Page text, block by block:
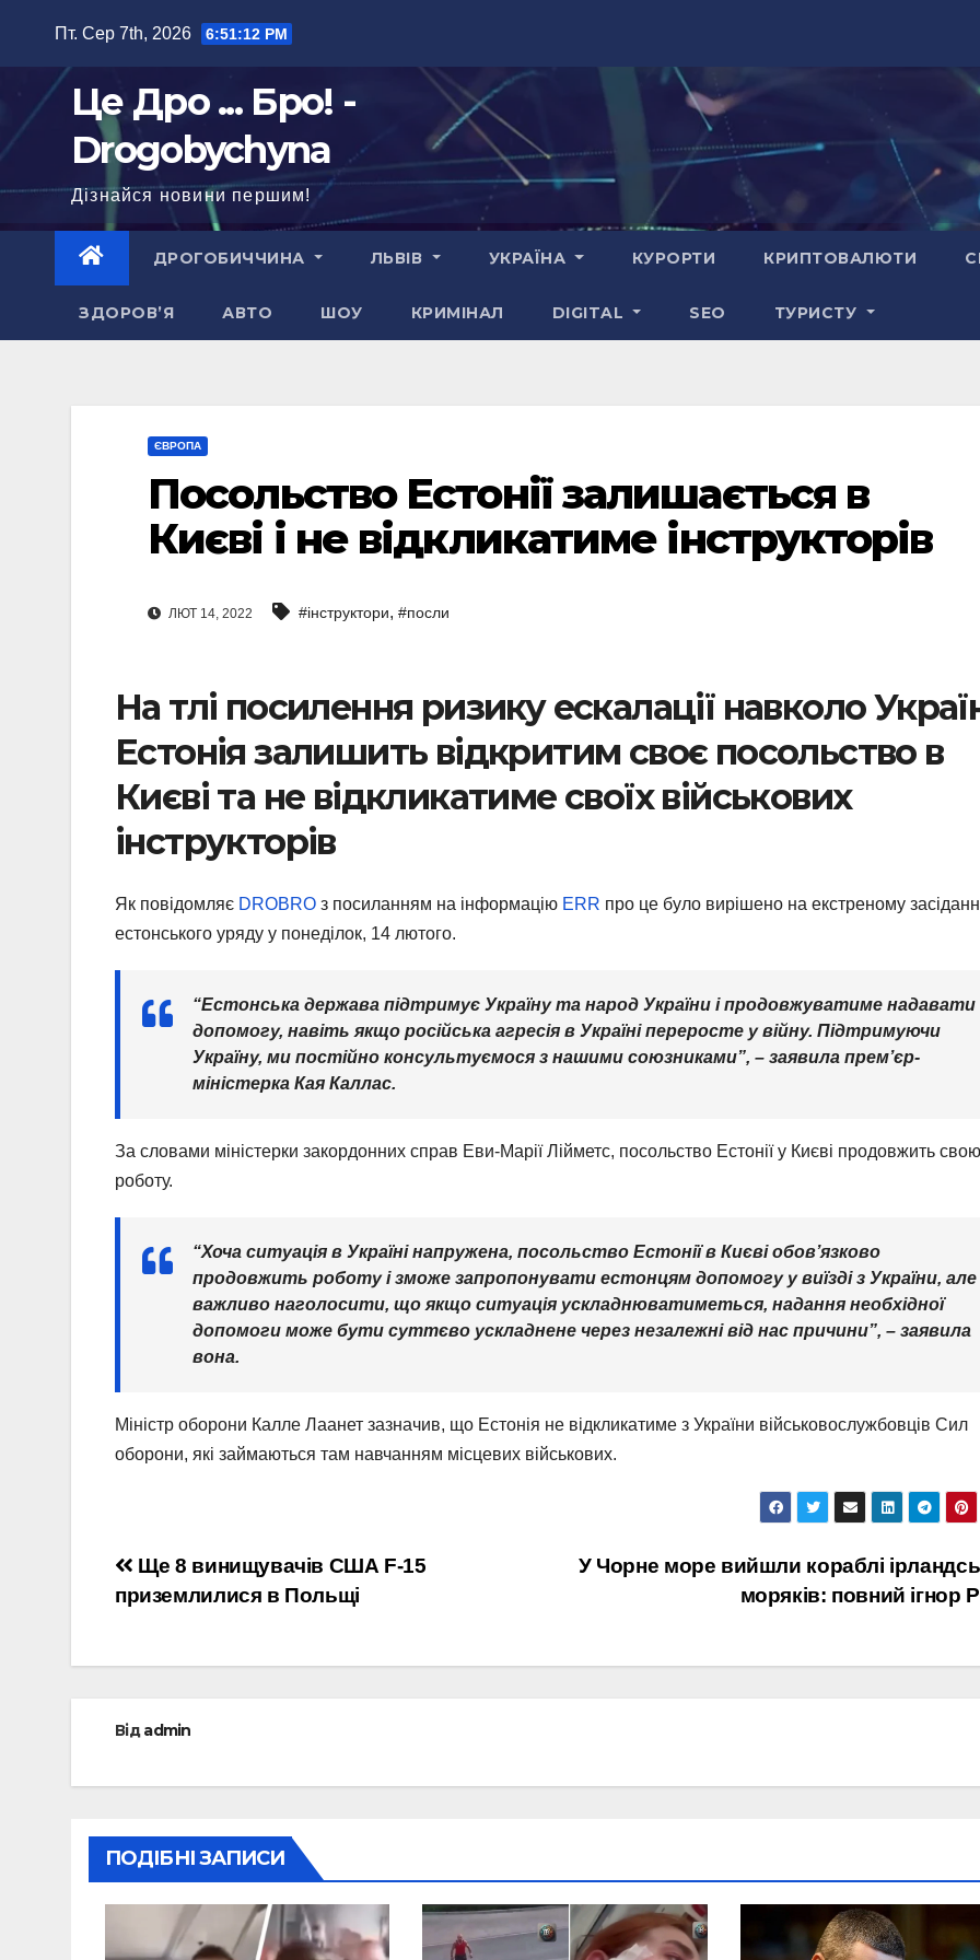
Пт. Сер 7th, 2026 6:51:14 PM
Це Дро ... Бро! -
Drogobychyna
Дізнайся новини першим!
ДРОГОБИЧЧИНА ЛЬВІВ УКРАЇНА КУРОРТИ КРИПТОВАЛЮТИ
ЗДОРОВ’Я АВТО ШОУ КРИМІНАЛ DIGITAL SEO ТУРИСТУ
ЄВРОПА
Посольство Естонії залишається в
Києві і не відкликатиме інструкторів
ЛЮТ 14, 2022 #інструктори, #посли
На тлі посилення ризику ескалації навколо
Естонія залишить відкритим своє посольство в
Києві та не відкликатиме своїх військових
інструкторів
Як повідомляє DROBRO з посиланням на інформацію ERR про це було вирішено на екстреному
естонського уряду у понеділок, 14 лютого.
“Естонська держава підтримує Україну та народ України і продовжуватиме надавати
допомогу, навіть якщо російська агресія в Україні переросте у війну. Підтримуючи
Україну, ми постійно консультуємося з нашими союзниками”, – заявила прем’єр-
міністерка Кая Каллас.
За словами міністерки закордонних справ Еви-Марії Лійметс, посольство Естонії у Києві продовжить свою
роботу.
“Хоча ситуація в Україні напружена, посольство Естонії в Києві обов’язково
продовжить роботу і зможе запропонувати естонцям допомогу у виїзді з України, але
важливо наголосити, що якщо ситуація ускладнюватиметься, надання необхідної
допомоги може бути суттєво ускладнене через незалежні від нас причини”, – заявила
вона.
Міністр оборони Калле Лаанет зазначив, що Естонія не відкликатиме з України військовослужбовців Сил
оборони, які займаються там навчанням місцевих військових.
Навігація
записів
У Чорне море вийшли кораблі
моряків: повний ігнор
Ще 8 винищувачів США F-15
приземлилися в Польщі
Відadmin
ПОДІБНІ ЗАПИСИ